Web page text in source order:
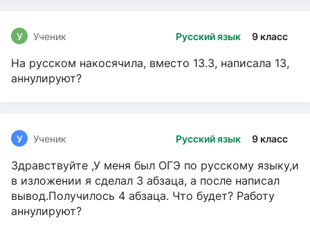
Русский язык 9 класс
У Ученик
На русском накосячила, вместо 13.3, написала 13,
аннулируют?
Русский язык 9 класс
У Ученик
Здравствуйте ,У меня был ОГЭ по русскому языку,и
в изложении я сделал 3 абзаца, а после написал
вывод.Получилось 4 абзаца. Что будет? Работу
аннулируют?